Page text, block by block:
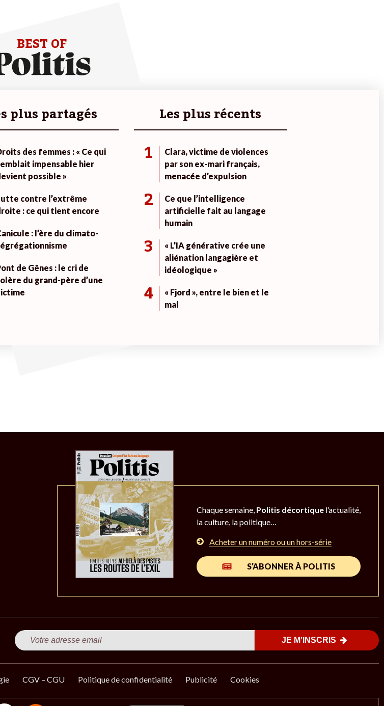
BEST OF
plus partagés
des femmes : « Ce qui
impensable hier
possible »
contre l’extrême
: ce qui tient encore
: l’ère du climato-
de Gênes : le cri de
du grand-père d’une
Les plus récents
1
Clara, victime de violences
par son ex-mari français,
menacée d’expulsion
2
Ce que l’intelligence
artificielle fait au langage
humain
3
« L’IA générative crée une
aliénation langagière et
idéologique »
4
« Fjord », entre le bien et le
mal
Chaque semaine, Politis décortique l’actualité,
la culture, la politique…
Acheter un numéro ou un hors-série
S’ABONNER À POLITIS
JE M’INSCRIS
CGV – CGU Politique de confidentialité Publicité Cookies